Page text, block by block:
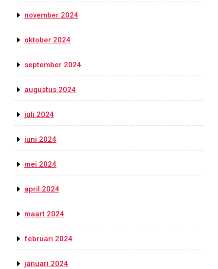
november 2024
oktober 2024
september 2024
augustus 2024
juli 2024
juni 2024
mei 2024
april 2024
maart 2024
februari 2024
januari 2024